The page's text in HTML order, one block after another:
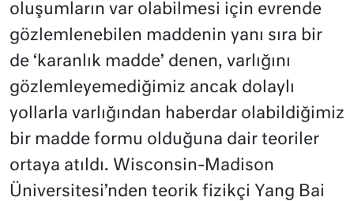
oluşumların var olabilmesi için evrende
gözlemlenebilen maddenin yanı sıra bir
de ‘karanlık madde’ denen, varlığını
gözlemleyemediğimiz ancak dolaylı
yollarla varlığından haberdar olabildiğimiz
bir madde formu olduğuna dair teoriler
ortaya atıldı. Wisconsin-Madison
Üniversitesi’nden teorik fizikçi Yang Bai